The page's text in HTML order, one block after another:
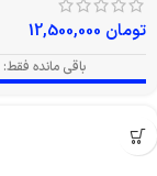
تومان
باقی مانده فقط: